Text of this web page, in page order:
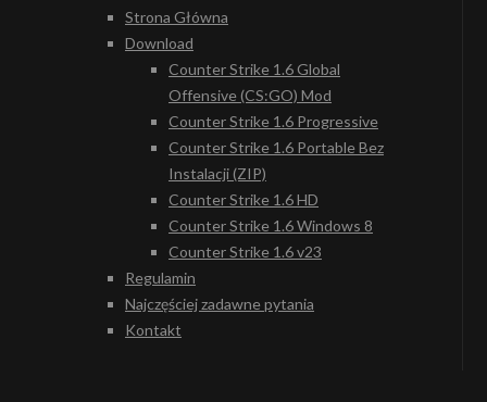
Strona Główna
Download
Counter Strike 1.6 Global
Offensive (CS:GO) Mod
Counter Strike 1.6 Progressive
Counter Strike 1.6 Portable Bez
Instalacji (ZIP)
Counter Strike 1.6 HD
Counter Strike 1.6 Windows 8
Counter Strike 1.6 v23
Regulamin
Najczęściej zadawne pytania
Kontakt